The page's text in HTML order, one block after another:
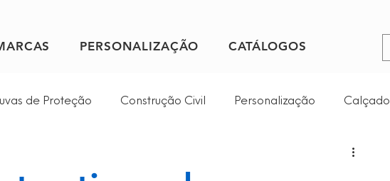
PERSONALIZAÇÃO CATÁLOGOS
de Proteção Construção Civil Personalização Calçado